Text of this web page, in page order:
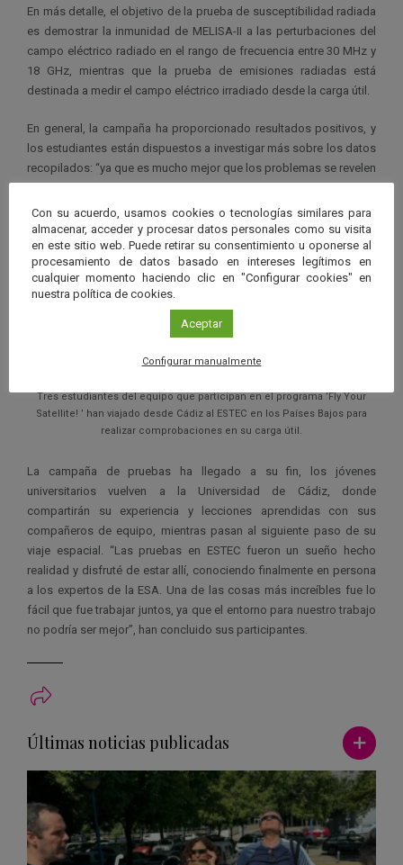
En más detalle, el objetivo de la prueba de susceptibilidad radiada
es demostrar la inmunidad de MELISA-II a las perturbaciones del
campo eléctrico radiado en el rango de frecuencia entre 30 MHz y
18 GHz, mientras que la prueba de emisiones radiadas está
destinada a medir el campo eléctrico irradiado desde la carga útil.
En general, la campaña ha proporcionado resultados positivos, y
los estudiantes están dispuestos a investigar más sobre los datos
recopilados: “ya que es mucho mejor que los problemas se revelen
Tres estudiantes del equipo que participan en el programa ’Fly Your
Satellite! ’ han viajado desde Cádiz al ESTEC en los Países Bajos para
realizar comprobaciones en su carga útil.
La campaña de pruebas ha llegado a su fin, los jóvenes
universitarios vuelven a la Universidad de Cádiz, donde
compartirán su experiencia y lecciones aprendidas con sus
compañeros de equipo, mientras pasan al siguiente paso de su
viaje espacial. “Las pruebas en ESTEC fueron un sueño hecho
realidad y disfruté de estar allí, conociendo finalmente en persona
a los expertos de la ESA. Una de las cosas más increíbles fue lo
fácil que fue trabajar juntos, ya que el entorno para nuestro trabajo
no podría ser mejor”, han concluido sus participantes.
Últimas noticias publicadas Ver más
Con su acuerdo, usamos cookies o tecnologías similares para
almacenar, acceder y procesar datos personales como su visita
en este sitio web. Puede retirar su consentimiento u oponerse al
procesamiento de datos basado en intereses legítimos en
cualquier momento haciendo clic en "Configurar cookies" en
nuestra política de cookies.
Aceptar
Configurar manualmente